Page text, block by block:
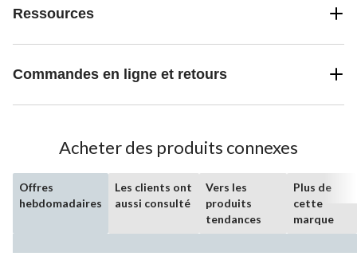
Ressources
Commandes en ligne et retours
Acheter des produits connexes
Offres
hebdomadaires
Les clients ont
aussi consulté
Vers les
produits
tendances
Plus de
cette
marque